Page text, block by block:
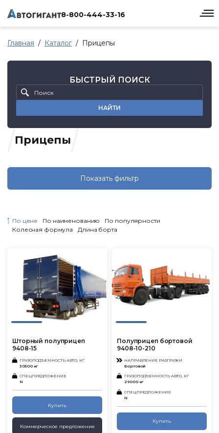
8-800-444-33-16
Главная Каталог Прицепы
Прицепы
БЫСТРЫЙ ПОИСК
НАЙТИ
Показать фильтр
По цене По наименованию
По популярности
Колесная формула
Длина борта
Шторный полуприцеп
9408-15
ГРУЗОПОДЪЕМНОСТЬ АВТО, КГ
30500 кг
СПЕЦПРЕДЛОЖЕНИЕ
N
Купить
Коммерческое предложение
Полуприцеп бортовой
9408-10-210
НАПРАВЛЕНИЕ РАЗГРУЗКИ
Бортовой
ГРУЗОПОДЪЕМНОСТЬ АВТО, КГ
29000 кг
СПЕЦПРЕДЛОЖЕНИЕ
N
Купить